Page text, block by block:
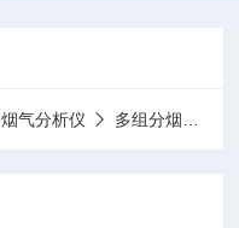
烟气分析仪 多组分烟气分析仪